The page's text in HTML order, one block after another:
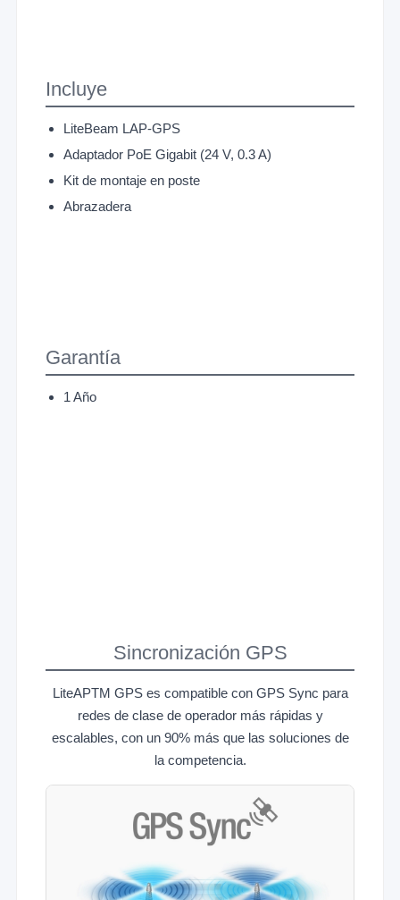
Incluye
LiteBeam LAP-GPS
Adaptador PoE Gigabit (24 V, 0.3 A)
Kit de montaje en poste
Abrazadera
Garantía
1 Año
Sincronización GPS
LiteAPTM GPS es compatible con GPS Sync para
redes de clase de operador más rápidas y
escalables, con un 90% más que las soluciones de
la competencia.